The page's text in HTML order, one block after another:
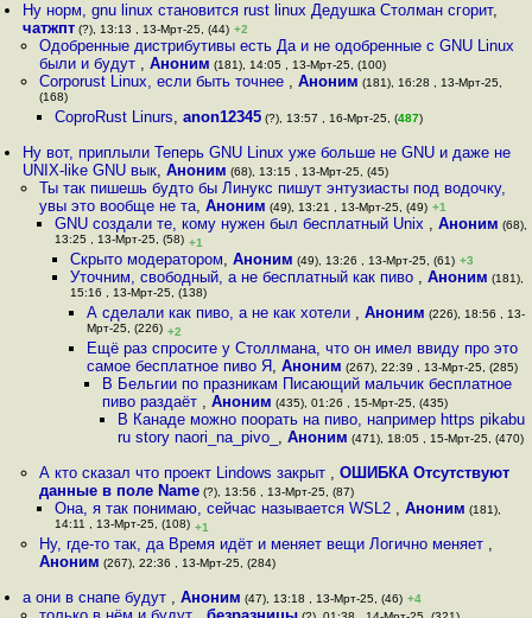
Ну норм, gnu linux становится rust linux Дедушка Столман сгорит,
чатжпт (?), 13:13 , 13-Мрт-25, (44) +2
Одобренные дистрибутивы есть Да и не одобренные с GNU Linux
были и будут , Аноним (181), 14:05 , 13-Мрт-25, (100)
Corporust Linux, если быть точнее , Аноним (181), 16:28 , 13-Мрт-25,
(168)
CoproRust Linurs, anon12345(?), 13:57 , 16-Мрт-25, (487)
Ну вот, приплыли Теперь GNU Linux уже больше не GNU и даже не
UNIX-like GNU вык,Аноним (68), 13:15 , 13-Мрт-25, (45)
Ты так пишешь будто бы Линукс пишут энтузиасты под водочку,
увы это вообще не та, Аноним (49), 13:21 , 13-Мрт-25, (49) +1
GNU создали те, кому нужен был бесплатный Unix , Аноним (68),
13:25 , 13-Мрт-25, (58) +1
Скрыто модератором,Аноним (49), 13:26 , 13-Мрт-25, (61) +3
Уточним, свободный, а не бесплатный как пиво ,Аноним (181),
15:16 , 13-Мрт-25, (138)
А сделали как пиво, а не как хотели , Аноним (226), 18:56 , 13-
Мрт-25, (226) +2
Ещё раз спросите у Столлмана, что он имел ввиду про это
самое бесплатное пиво Я, Аноним (267), 22:39 , 13-Мрт-25, (285)
В Бельгии по празникам Писающий мальчик бесплатное
пиво раздаёт , Аноним (435), 01:26 , 15-Мрт-25, (435)
В Канаде можно поорать на пиво, например https pikabu
ru story naori_na_pivo_ ,Аноним (471), 18:05 , 15-Мрт-25, (470)
А кто сказал что проект Lindows закрыт , ОШИБКА Отсутствуют
данные в поле Name(?), 13:56 , 13-Мрт-25, (87)
Она, я так понимаю, сейчас называется WSL2 , Аноним (181),
14:11 , 13-Мрт-25, (108) +1
Ну, где-то так, да Время идёт и меняет вещи Логично меняет ,
Аноним (267), 22:36 , 13-Мрт-25, (284)
а они в снапе будут ,Аноним (47), 13:18 , 13-Мрт-25, (46) +4